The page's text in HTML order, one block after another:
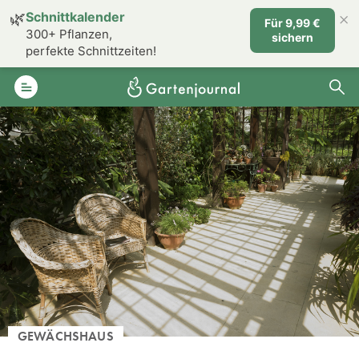
GEWÄCHSHAUS
🌿Schnittkalender
300+ Pflanzen,
perfekte Schnittzeiten!
Für 9,99 €
sichern
×